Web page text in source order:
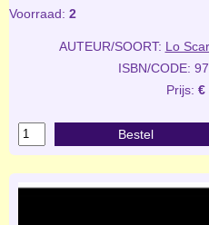
Voorraad: 2
AUTEUR/SOORT: Lo
ISBN/CODE:
Prijs: €
Bestel